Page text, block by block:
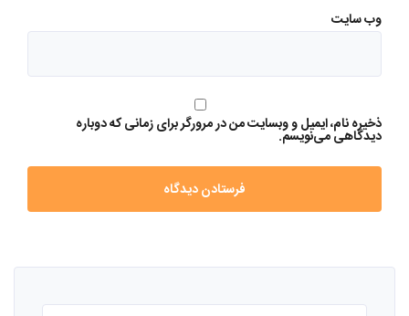
وب‌ سایت
ذخیره نام، ایمیل و وبسایت من در مرورگر برای زمانی که دوباره
دیدگاهی می‌نویسم.